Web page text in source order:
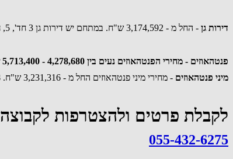
דירות גן - החל מ - 3,174,592 ש"ח. במתחם יש דירות גן 3 חד', 5, חד', 6 חד' עם גינות עד 90 מ"ר
פנטהאוזים - מחירי הפנטהאוזים נעים בין 4,278,680 - 5,713,400 ש"ח בהתאם לספר החדרים וגודל המרפסות.
מיני פנטהאוזים - מחירי מיני פנטהאוזים החל מ - 3,231,316 ש"ח. 3 חדרים , שטחי מרפסת 75 מ"ר - 84.5 מ"ר.
לקבלת פרטים ולהצטרפות לקבוצה
055-432-6275